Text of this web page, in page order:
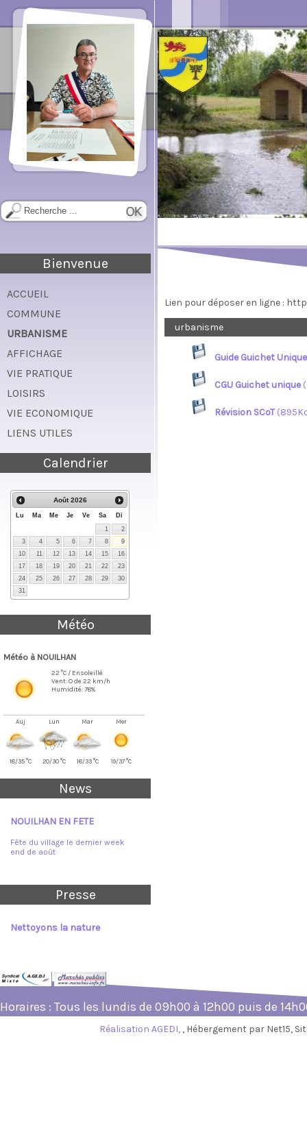
Bienvenue
ACCUEIL
COMMUNE
URBANISME
AFFICHAGE
VIE PRATIQUE
LOISIRS
VIE ECONOMIQUE
LIENS UTILES
Calendrier
Août 2026
Lu Ma Me Je Ve Sa
Di
1
2
3
4 5 6 7 8
9
10
11 12 13 14 15
16
17
18 19 20 21 22
23
24
25 26 27 28 29
30
31
Météo
Météo à NOUILHAN
22 °C / Ensoleillé
Vent: O de 22 km/h
Humidité: 78%
Auj
18/35 °C
Lun
20/30 °C
Mar
18/33 °C
Mer
19/37 °C
News
NOUILHAN EN FETE
Fête du village le dernier week
end de août
Presse
Nettoyons la nature
Lien pour déposer en ligne :
urbanisme
Guide Guichet Unique
CGU Guichet unique
Révision SCoT
Horaires : Tous les lundis de 09h00 à 12h00 puis de
Réalisation AGEDI, , Hébergement par Net15,